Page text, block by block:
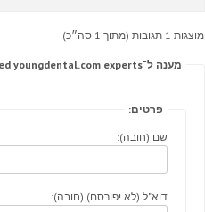
מוצגות 1 תגובות (מתוך 1 סה״כ)
מענה ל־West integument aetiology lasix buy online non-toothed youngdental.com experts,
פרטים:
שם (חובה):
דוא"ל (לא יפורסם) (חובה):